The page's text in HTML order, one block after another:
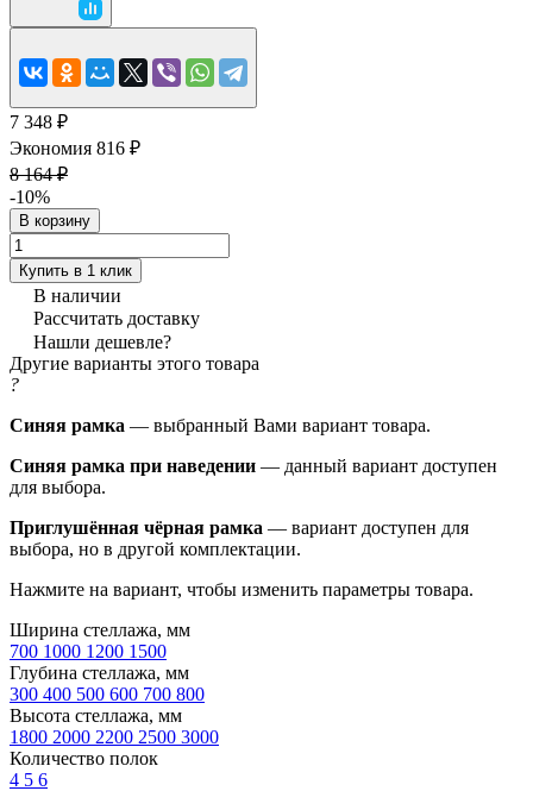
7 348 ₽
Экономия 816 ₽
8 164 ₽
-10%
В корзину
Купить в 1 клик
В наличии
Рассчитать доставку
Нашли дешевле?
Другие варианты этого товара
?
Синяя рамка — выбранный Вами вариант товара.
Синяя рамка при наведении — данный вариант доступен
для выбора.
Приглушённая чёрная рамка — вариант доступен для
выбора, но в другой комплектации.
Нажмите на вариант, чтобы изменить параметры товара.
Ширина стеллажа, мм
700 1000 1200 1500
Глубина стеллажа, мм
300 400 500 600 700 800
Высота стеллажа, мм
1800 2000 2200 2500 3000
Количество полок
4 5 6